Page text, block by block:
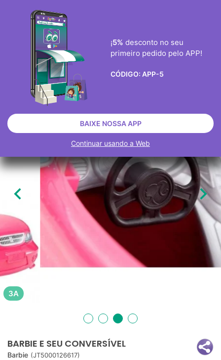

BONECOS BONECAS FASHION BARBIE
ESGOTADO
 
3A
BARBIE E SEU CONVERSÍVEL
Barbie (JT5000126617)
¡5% desconto no seu
primeiro pedido pelo APP!
CÓDIGO: APP-5
BAIXE NOSSA APP
Continuar usando a Web